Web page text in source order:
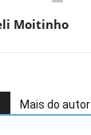
Moitinho
Mais do autor